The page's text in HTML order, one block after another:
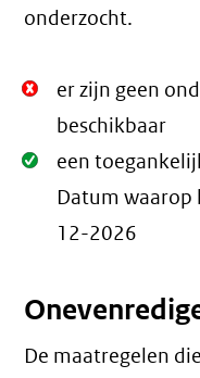
onderzocht.
Niet
Oké.
er zijn geen
beschikbaar
Oké.
een
Datum waarop
12-2026
De maatregelen